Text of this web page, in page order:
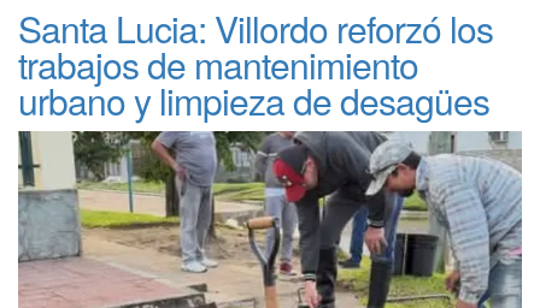
Santa Lucia: Villordo reforzó los
trabajos de mantenimiento
urbano y limpieza de desagües